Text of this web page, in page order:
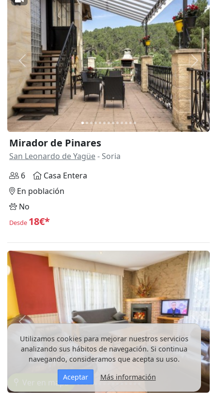
Anterior
Mirador de Pinares
San Leonardo de Yagüe- Soria
6
Casa Entera
En población
No
Desde 18€*
Anterior
Ver en mapa
Utilizamos cookies para mejorar nuestros servicios
analizando sus hábitos de navegación. Si continua
navegando, consideramos que acepta su uso.
Aceptar
Más información